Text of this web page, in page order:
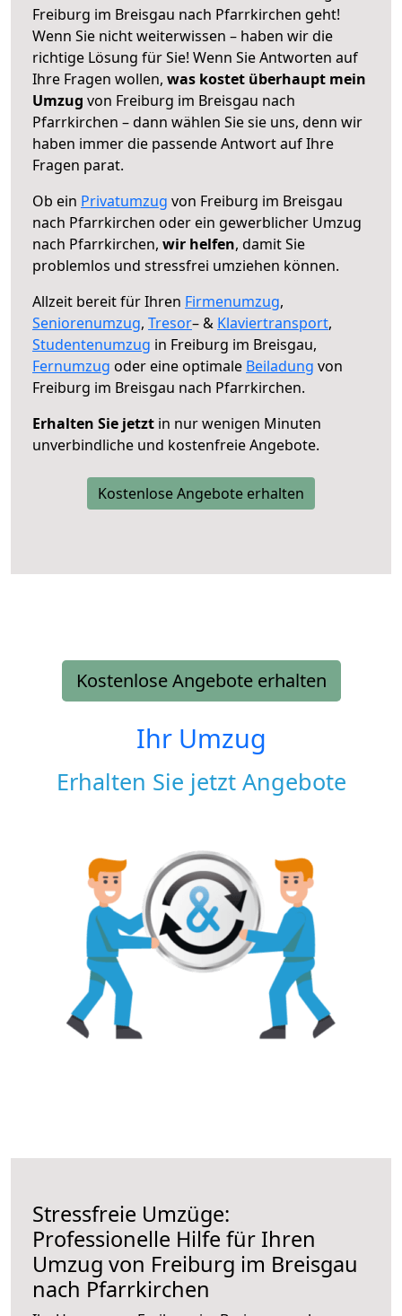
Freiburg im Breisgau nach Pfarrkirchen geht!
Wenn Sie nicht weiterwissen – haben wir die
richtige Lösung für Sie! Wenn Sie Antworten auf
Ihre Fragen wollen, was kostet überhaupt mein
Umzug von Freiburg im Breisgau nach
Pfarrkirchen – dann wählen Sie sie uns, denn wir
haben immer die passende Antwort auf Ihre
Fragen parat.
Ob ein Privatumzug von Freiburg im Breisgau
nach Pfarrkirchen oder ein gewerblicher Umzug
nach Pfarrkirchen, wir helfen, damit Sie
problemlos und stressfrei umziehen können.
Allzeit bereit für Ihren Firmenumzug,
Seniorenumzug, Tresor– & Klaviertransport,
Studentenumzug in Freiburg im Breisgau,
Fernumzug oder eine optimale Beiladung von
Freiburg im Breisgau nach Pfarrkirchen.
Erhalten Sie jetzt in nur wenigen Minuten
unverbindliche und kostenfreie Angebote.
Kostenlose Angebote erhalten
Kostenlose Angebote erhalten
Ihr Umzug
Erhalten Sie jetzt Angebote
Stressfreie Umzüge:
Professionelle Hilfe für Ihren
Umzug von Freiburg im Breisgau
nach Pfarrkirchen